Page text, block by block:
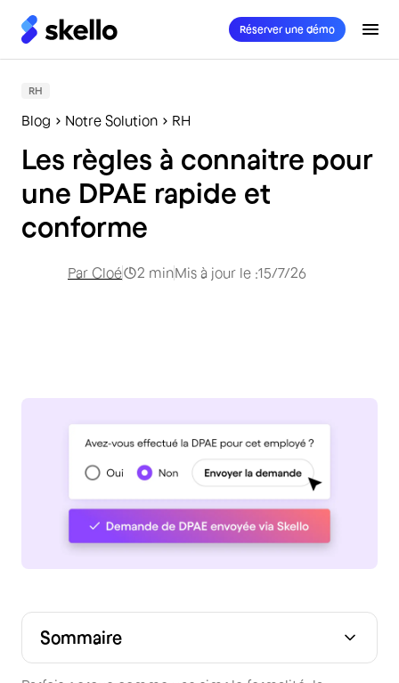
Réserver une démo
RH
Blog Notre Solution RH
Les règles à connaitre pour
une DPAE rapide et
conforme
Par Cloé 2 minMis à jour le :15/7/26
Sommaire